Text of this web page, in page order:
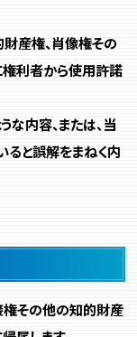
産権、肖像権その
利者から使用許諾
内容、または、当
と誤解をまねく内
権その他の知的財産